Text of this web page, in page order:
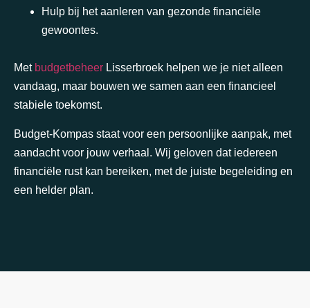
Hulp bij het aanleren van gezonde financiële
gewoontes.
Met budgetbeheer Lisserbroek helpen we je niet alleen
vandaag, maar bouwen we samen aan een financieel
stabiele toekomst.
Budget-Kompas staat voor een persoonlijke aanpak, met
aandacht voor jouw verhaal. Wij geloven dat iedereen
financiële rust kan bereiken, met de juiste begeleiding en
een helder plan.